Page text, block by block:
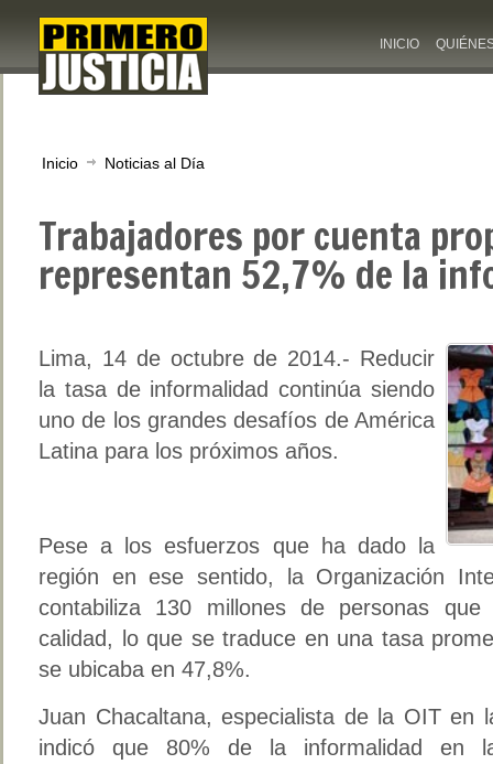
INICIO
Inicio Noticias al Día
Trabajadores por cuenta
representan 52,7% de la
Lima, 14 de octubre de 2014.- Reducir
la tasa de informalidad continúa siendo
uno de los grandes desafíos de América
Latina para los próximos años.
Pese a los esfuerzos que ha dado la
región en ese sentido, la Organización
contabiliza 130 millones de personas
calidad, lo que se traduce en una tasa
se ubicaba en 47,8%.
Juan Chacaltana, especialista de la OIT en
indicó que 80% de la informalidad en